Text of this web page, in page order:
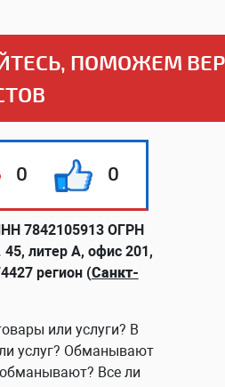
ПОМОЖЕМ
0 0
7842105913 ОГРН
литер А, офис 201,
регион (Санкт-
или услуги? В
услуг? Обманывают
Все ли